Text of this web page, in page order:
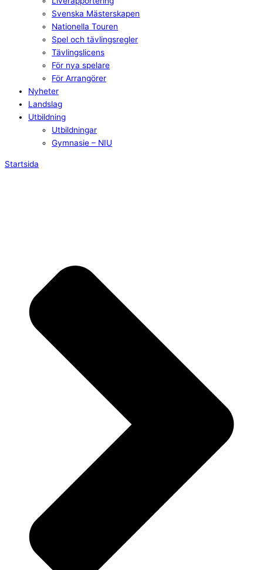
Svenska Mästerskapen
Nationella Touren
Spel och tävlingsregler
Tävlingslicens
För nya spelare
För Arrangörer
Nyheter
Landslag
Utbildning
Utbildningar
Gymnasie – NIU
Startsida